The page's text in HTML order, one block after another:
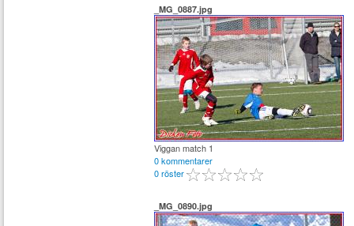
_MG_0887.jpg
Viggan match 1
0 kommentarer
0 röster
_MG_0890.jpg